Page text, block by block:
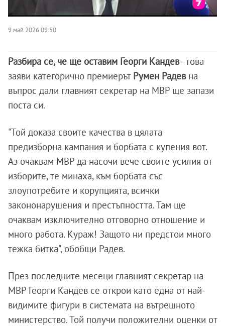
9 май 2026 09:50
Разбира се, че ще оставим Георги Кандев- това
заяви категорично премиерът Румен Радев на
въпрос дали главният секретар на МВР ще запази
поста си.
"Той доказа своите качества в цялата
предизборна кампания и борбата с купения вот.
Аз очаквам МВР да насочи вече своите усилия от
изборите, те минаха, към борбата със
злоупотребите и корупцията, всички
закононарушения и престъпността. Там ще
очаквам изключително отговорно отношение и
много работа. Кураж! Защото ни предстои много
тежка битка", обобщи Радев.
През последните месеци главният секретар на
МВР Георги Кандев се открои като една от най-
видимите фигури в системата на вътрешното
министерство. Той получи положителни оценки от